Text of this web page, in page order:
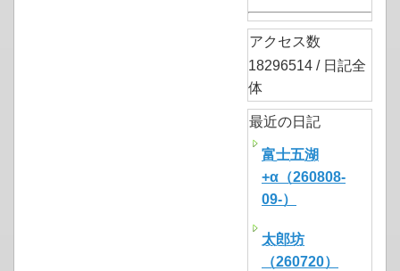
アクセス数
18296514 / 日記全
体
最近の日記
富士五湖
+α（260808-
09-）
太郎坊
（260720）